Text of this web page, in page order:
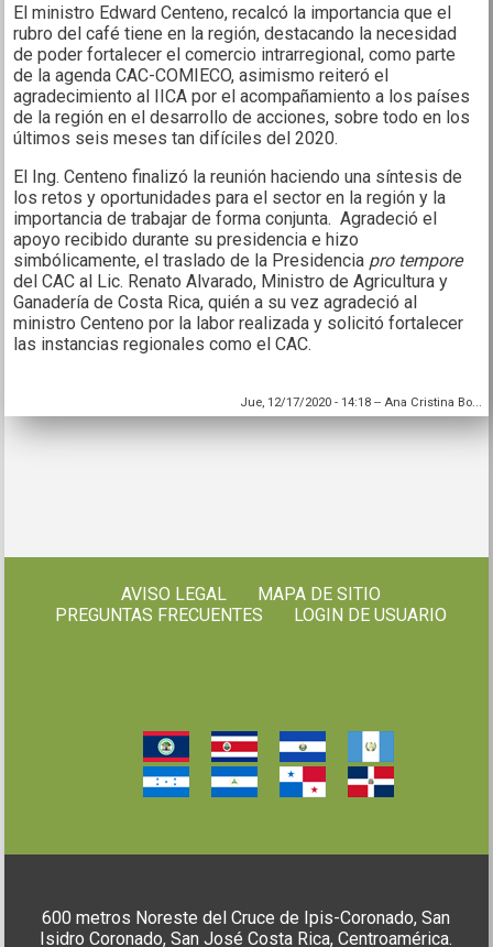
El ministro Edward Centeno, recalcó la importancia que el
rubro del café tiene en la región, destacando la necesidad
de poder fortalecer el comercio intrarregional, como parte
de la agenda CAC-COMIECO, asimismo reiteró el
agradecimiento al IICA por el acompañamiento a los países
de la región en el desarrollo de acciones, sobre todo en los
últimos seis meses tan difíciles del 2020.
El Ing. Centeno finalizó la reunión haciendo una síntesis de
los retos y oportunidades para el sector en la región y la
importancia de trabajar de forma conjunta. Agradeció el
apoyo recibido durante su presidencia e hizo
simbólicamente, el traslado de la Presidencia pro tempore
del CAC al Lic. Renato Alvarado, Ministro de Agricultura y
Ganadería de Costa Rica, quién a su vez agradeció al
ministro Centeno por la labor realizada y solicitó fortalecer
las instancias regionales como el CAC.
Jue, 12/17/2020 - 14:18-- Ana Cristina Bo...
AVISO LEGAL
MAPA DE SITIO
PREGUNTAS FRECUENTES
LOGIN DE USUARIO
600 metros Noreste del Cruce de Ipis-Coronado, San
Isidro Coronado, San José Costa Rica, Centroamérica.